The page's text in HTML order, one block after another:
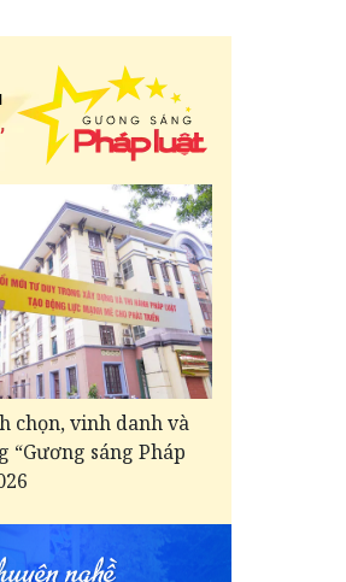
chọn, vinh danh và
“Gương sáng Pháp